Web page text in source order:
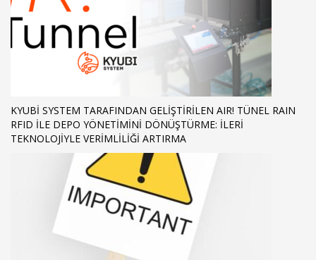
KYUBI SYSTEM TARAFINDAN GELIŞTIRILEN AIR! TÜNEL RAIN
RFID ILE DEPO YÖNETIMINI DÖNÜŞTÜRME: İLERI
TEKNOLOJIYLE VERIMLILIĞI ARTIRMA